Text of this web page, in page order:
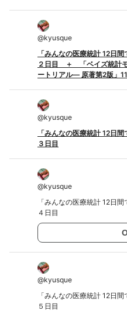
@kyusque
「みんなの医療統計 12日
２日目 ＋ 「ベイズ統計
ートリアル― 原著第2版」
@kyusque
「みんなの医療統計 12日
３日目
@kyusque
「みんなの医療統計 12日
４日目
@kyusque
「みんなの医療統計 12日
５日目